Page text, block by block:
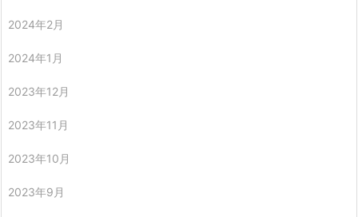
2024年2月
2024年1月
2023年12月
2023年11月
2023年10月
2023年9月